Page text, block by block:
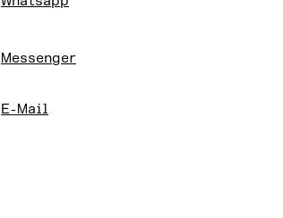
Messenger
E-Mail